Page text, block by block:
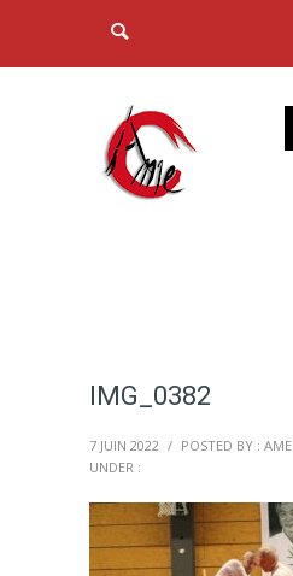
IMG_0382
7 JUIN 2022 / POSTED BY : AME
UNDER :